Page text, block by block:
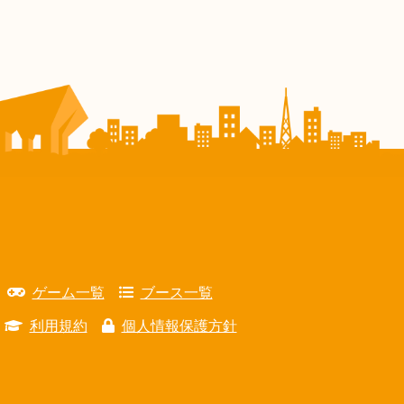
ゲーム一覧 ブース一覧
利用規約 個人情報保護方針